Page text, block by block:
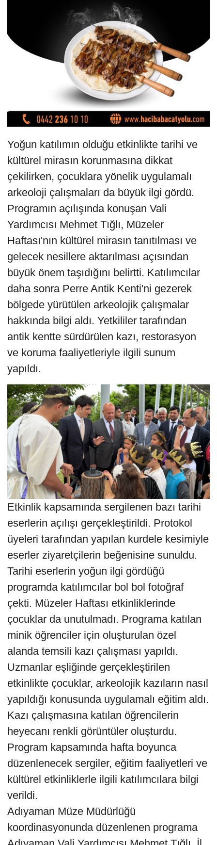
Yoğun katılımın olduğu etkinlikte tarihi ve
kültürel mirasın korunmasına dikkat
çekilirken, çocuklara yönelik uygulamalı
arkeoloji çalışmaları da büyük ilgi gördü.
Programın açılışında konuşan Vali
Yardımcısı Mehmet Tığlı, Müzeler
Haftası'nın kültürel mirasın tanıtılması ve
gelecek nesillere aktarılması açısından
büyük önem taşıdığını belirtti. Katılımcılar
daha sonra Perre Antik Kenti'ni gezerek
bölgede yürütülen arkeolojik çalışmalar
hakkında bilgi aldı. Yetkililer tarafından
antik kentte sürdürülen kazı, restorasyon
ve koruma faaliyetleriyle ilgili sunum
yapıldı.
Etkinlik kapsamında sergilenen bazı tarihi
eserlerin açılışı gerçekleştirildi. Protokol
üyeleri tarafından yapılan kurdele kesimiyle
eserler ziyaretçilerin beğenisine sunuldu.
Tarihi eserlerin yoğun ilgi gördüğü
programda katılımcılar bol bol fotoğraf
çekti. Müzeler Haftası etkinliklerinde
çocuklar da unutulmadı. Programa katılan
minik öğrenciler için oluşturulan özel
alanda temsili kazı çalışması yapıldı.
Uzmanlar eşliğinde gerçekleştirilen
etkinlikte çocuklar, arkeolojik kazıların nasıl
yapıldığı konusunda uygulamalı eğitim aldı.
Kazı çalışmasına katılan öğrencilerin
heyecanı renkli görüntüler oluşturdu.
Program kapsamında hafta boyunca
düzenlenecek sergiler, eğitim faaliyetleri ve
kültürel etkinliklerle ilgili katılımcılara bilgi
verildi.
Adıyaman Müze Müdürlüğü
koordinasyonunda düzenlenen programa